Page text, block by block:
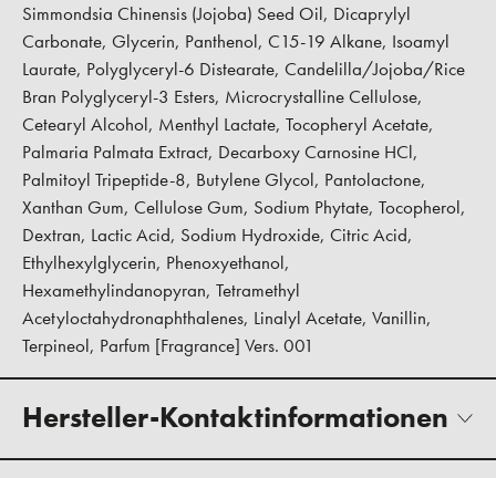
Simmondsia Chinensis (Jojoba) Seed Oil, Dicaprylyl
Carbonate, Glycerin, Panthenol, C15-19 Alkane, Isoamyl
Laurate, Polyglyceryl-6 Distearate, Candelilla/Jojoba/Rice
Bran Polyglyceryl-3 Esters, Microcrystalline Cellulose,
Cetearyl Alcohol, Menthyl Lactate, Tocopheryl Acetate,
Palmaria Palmata Extract, Decarboxy Carnosine HCl,
Palmitoyl Tripeptide-8, Butylene Glycol, Pantolactone,
Xanthan Gum, Cellulose Gum, Sodium Phytate, Tocopherol,
Dextran, Lactic Acid, Sodium Hydroxide, Citric Acid,
Ethylhexylglycerin, Phenoxyethanol,
Hexamethylindanopyran, Tetramethyl
Acetyloctahydronaphthalenes, Linalyl Acetate, Vanillin,
Terpineol, Parfum [Fragrance] Vers. 001
Hersteller-Kontaktinformationen